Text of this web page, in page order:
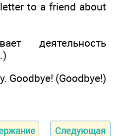
to a friend about
деятельность
Goodbye! (Goodbye!)
Следующая